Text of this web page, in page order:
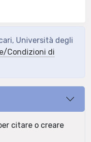
Università degli
Condizioni di
citare o creare